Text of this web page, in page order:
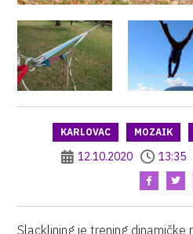
KARLOVAC MOZAIK
12.10.2020 13:35
Slacklining je trening dinamičke